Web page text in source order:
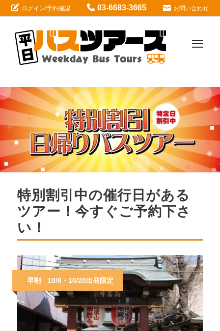
ログイン/予約確認 03-6683-3665 お問い合わせ
特別割引中の催行日がある
ツアー！今すぐご予約下さ
い！
早割 10/8・10/20出発限定